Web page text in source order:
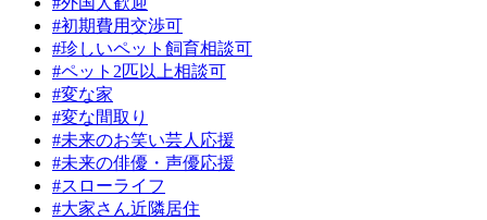
#初期費用交渉可
#珍しいペット飼育相談可
#ペット2匹以上相談可
#変な家
#変な間取り
#未来のお笑い芸人応援
#未来の俳優・声優応援
#スローライフ
#大家さん近隣居住